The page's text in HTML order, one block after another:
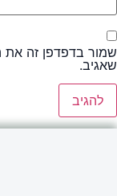
שמור בדפדפן זה את
שאגיב.